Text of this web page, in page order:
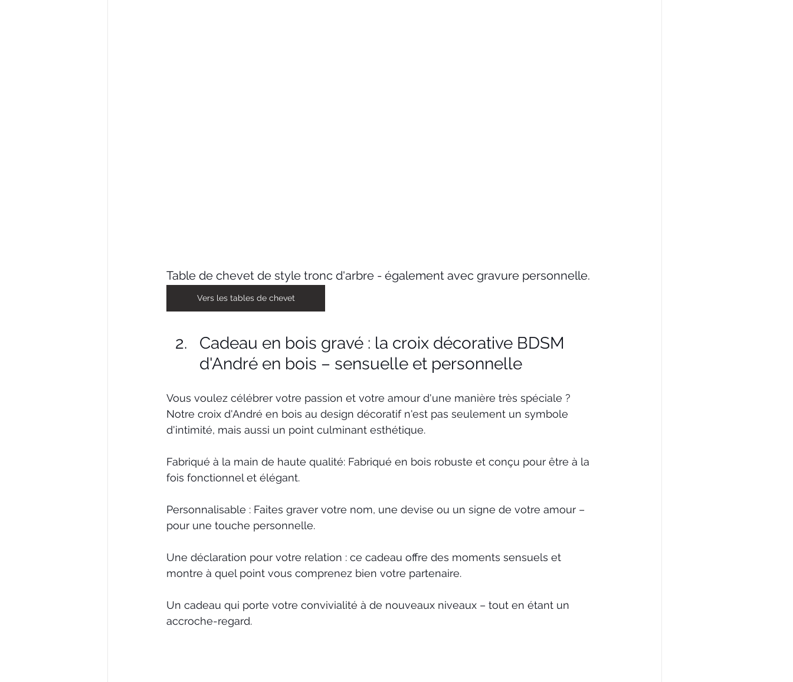
Table de chevet de style tronc d'arbre - également avec gravure personnelle.
Vers les tables de chevet
Cadeau en bois gravé : la croix décorative BDSM
d'André en bois – sensuelle et personnelle
Vous voulez célébrer votre passion et votre amour d'une manière très spéciale ?
Notre croix d'André en bois au design décoratif n'est pas seulement un symbole
d'intimité, mais aussi un point culminant esthétique.
Fabriqué à la main de haute qualité: Fabriqué en bois robuste et conçu pour être à la
fois fonctionnel et élégant.
Personnalisable : Faites graver votre nom, une devise ou un signe de votre amour –
pour une touche personnelle.
Une déclaration pour votre relation : ce cadeau offre des moments sensuels et
montre à quel point vous comprenez bien votre partenaire.
Un cadeau qui porte votre convivialité à de nouveaux niveaux – tout en étant un
accroche-regard.